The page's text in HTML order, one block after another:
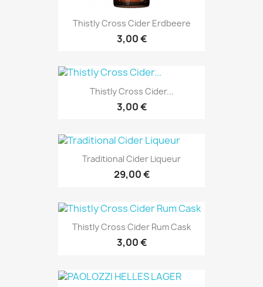
Thistly Cross Cider Erdbeere
3,00 €
Thistly Cross Cider...
3,00 €
Traditional Cider Liqueur
29,00 €
Thistly Cross Cider Rum Cask
3,00 €